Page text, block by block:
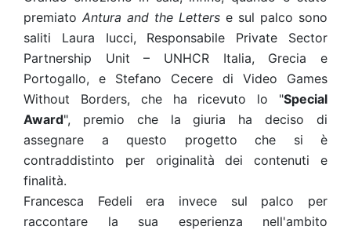
premiato Antura and the Letters e sul palco sono
saliti
Laura Iucci, Responsabile Private Sector
Partnership Unit – UNHCR Italia, Grecia e
Portogallo, e Stefano Cecere di Video Games
Without Borders, che ha ricevuto lo "Special
Award", premio che la giuria ha deciso di
assegnare a questo progetto che si è
contraddistinto per originalità dei contenuti e
finalità.
Francesca Fedeli era invece sul palco per
raccontare la sua esperienza nell'ambito